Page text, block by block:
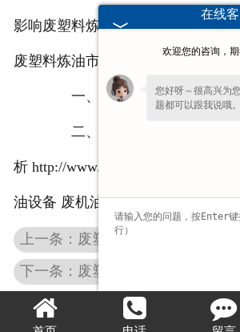
影响废塑料炼油市场价格走势主
废塑料炼油市场价格地区分布与主
一、废塑料炼油市场价格地
二、废塑料炼油市场价格区
析 http://www.ljkzs.com 我公司主营
油设备 废机油炼油设备 废塑料炼
上一条：废塑料炼油市场供需格局
下一条：废塑料炼油设备设备的市
在线
欢迎您的咨询，
您好呀～很高兴为
题都可以跟我说哦。